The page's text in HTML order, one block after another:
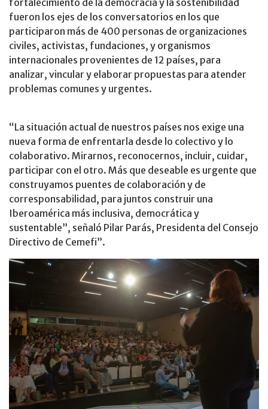
fortalecimiento de la democracia y la sostenibilidad
fueron los ejes de los conversatorios en los que
participaron más de 400 personas de organizaciones
civiles, activistas, fundaciones, y organismos
internacionales provenientes de 12 países, para
analizar, vincular y elaborar propuestas para atender
problemas comunes y urgentes.
“La situación actual de nuestros países nos exige una
nueva forma de enfrentarla desde lo colectivo y lo
colaborativo. Mirarnos, reconocernos, incluir, cuidar,
participar con el otro. Más que deseable es urgente que
construyamos puentes de colaboración y de
corresponsabilidad, para juntos construir una
Iberoamérica más inclusiva, democrática y
sustentable”, señaló Pilar Parás, Presidenta del Consejo
Directivo de Cemefi”.